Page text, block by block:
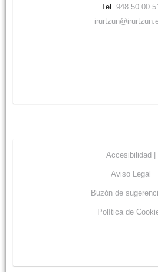
Tel. 948 50 00 51
Accesibilidad |
Aviso Legal
Buzón de
Política de